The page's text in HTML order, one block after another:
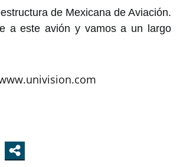
de Mexicana de Aviación.
a este avión y vamos a un largo